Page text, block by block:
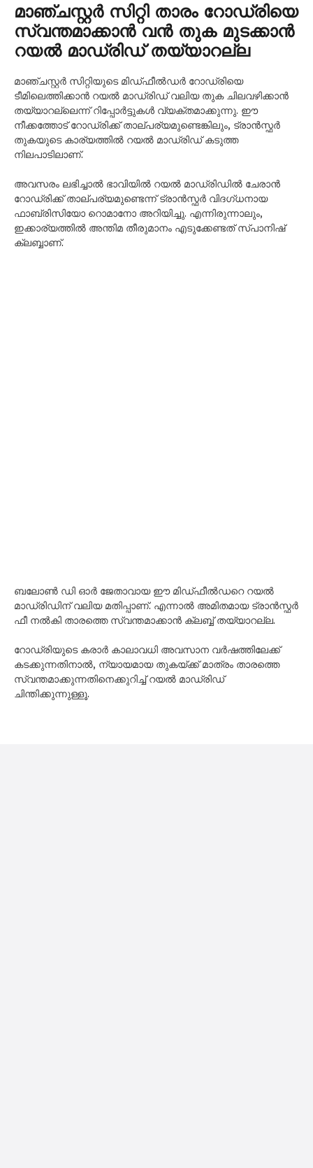
മാഞ്ചസ്റ്റർ സിറ്റി താരം റോഡ്രിയെ
സ്വന്തമാക്കാൻ വൻ തുക മുടക്കാൻ
റയൽ മാഡ്രിഡ് തയ്യാറല്ല
മാഞ്ചസ്റ്റർ സിറ്റിയുടെ മിഡ്‌ഫീൽഡർ റോഡ്രിയെ
ടീമിലെത്തിക്കാൻ റയൽ മാഡ്രിഡ് വലിയ തുക ചിലവഴിക്കാൻ
തയ്യാറല്ലെന്ന് റിപ്പോർട്ടുകൾ വ്യക്തമാക്കുന്നു. ഈ
നീക്കത്തോട് റോഡ്രിക്ക് താല്പര്യമുണ്ടെങ്കിലും, ട്രാൻസ്ഫർ
തുകയുടെ കാര്യത്തിൽ റയൽ മാഡ്രിഡ് കടുത്ത
നിലപാടിലാണ്.
അവസരം ലഭിച്ചാൽ ഭാവിയിൽ റയൽ മാഡ്രിഡിൽ ചേരാൻ
റോഡ്രിക്ക് താല്പര്യമുണ്ടെന്ന് ട്രാൻസ്ഫർ വിദഗ്ധനായ
ഫാബ്രിസിയോ റൊമാനോ അറിയിച്ചു. എന്നിരുന്നാലും,
ഇക്കാര്യത്തിൽ അന്തിമ തീരുമാനം എടുക്കേണ്ടത് സ്പാനിഷ്
ക്ലബ്ബാണ്.
ബലോൺ ഡി ഓർ ജേതാവായ ഈ മിഡ്‌ഫീൽഡറെ റയൽ
മാഡ്രിഡിന് വലിയ മതിപ്പാണ്. എന്നാൽ അമിതമായ ട്രാൻസ്ഫർ
ഫീ നൽകി താരത്തെ സ്വന്തമാക്കാൻ ക്ലബ്ബ് തയ്യാറല്ല.
റോഡ്രിയുടെ കരാർ കാലാവധി അവസാന വർഷത്തിലേക്ക്
കടക്കുന്നതിനാൽ, ന്യായമായ തുകയ്ക്ക് മാത്രം താരത്തെ
സ്വന്തമാക്കുന്നതിനെക്കുറിച്ച് റയൽ മാഡ്രിഡ്
ചിന്തിക്കുന്നുള്ളൂ.